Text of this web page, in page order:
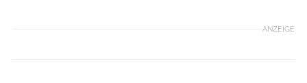
ANZEIGE